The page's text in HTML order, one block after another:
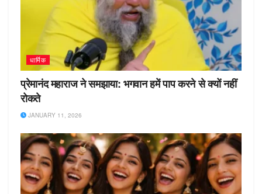
धार्मिक
प्रेमानंद महाराज ने समझाया: भगवान हमें पाप करने से क्यों नहीं
रोकते
JANUARY 11, 2026